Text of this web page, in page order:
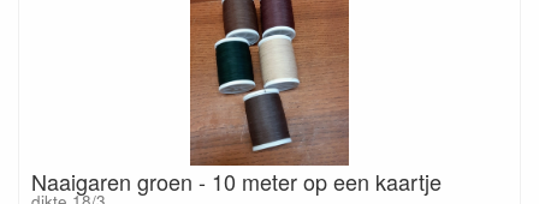
Naaigaren groen - 10 meter op een kaartje